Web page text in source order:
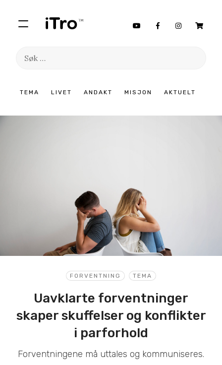
TEMA LIVET ANDAKT MISJON AKTUELT
Søk
innhold
FORVENTNING TEMA
Uavklarte forventninger
skaper skuffelser og konflikter
i parforhold
Forventningene må uttales og kommuniseres.